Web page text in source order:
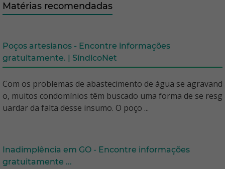
Matérias recomendadas
Poços artesianos - Encontre informações
gratuitamente. | SíndicoNet
Com os problemas de abastecimento de água se agravand
o, muitos condomínios têm buscado uma forma de se resg
uardar da falta desse insumo. O poço ...
Inadimplência em GO - Encontre informações
gratuitamente ...